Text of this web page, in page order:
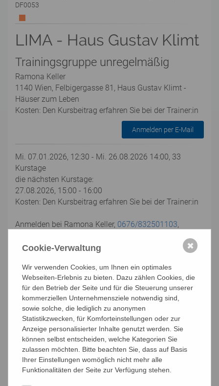
DF0053
LIMA - Haus Gustav Klimt
Trainingsgruppe unregelmäßig
Ramona Keller
1140 Wien, Felbigergasse 81, Haus Gustav Klimt -
Häuser zum Leben
Kosten: Den Kursbeitrag erfahren Sie bei der Trainer:in
Anmelden per E-Mail
Mi. 07.01.2026, 12:30 - Mi. 26.08.2026 14:00, 33
Kurstage
die nächsten Kurstage:
27.08.2026, 15:00 - 16:00
Kosten: Den Kursbeitrag erfahren Sie bei der Trainer:in
Anmelden bei Ramona Keller, 0676/832501103,
LIMA - ein Trainingsprogramm, das den ganzen
Die Trainings beinhalten folgende Bereiche
Gedächtnistraining ... fördert die kognitiven Leistungen
durch Übungen für Konzentration, Aufmerksamkeit
und das Training von Mnemotechniken.
Bewegungsübungen ... aktivieren den ganzen Körper.
Mit Schwung und Spaß trainieren Sie Gleichgewicht,
Koordination, Ausdauer.
Cookie-Verwaltung
Wir verwenden Cookies, um Ihnen ein optimales
Webseiten-Erlebnis zu bieten. Dazu zählen Cookies, die
für den Betrieb der Seite und für die Steuerung unserer
kommerziellen Unternehmensziele notwendig sind,
sowie solche, die lediglich zu anonymen
Statistikzwecken, für Komforteinstellungen oder zur
Anzeige personalisierter Inhalte genutzt werden. Sie
können selbst entscheiden, welche Kategorien Sie
zulassen möchten. Bitte beachten Sie, dass auf Basis
Ihrer Einstellungen womöglich nicht mehr alle
Funktionalitäten der Seite zur Verfügung stehen.
✖